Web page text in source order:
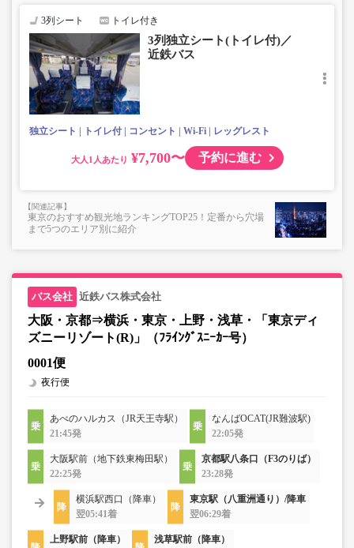
3列シート トイレ付き
3列独立シート(トイレ付)／
近鉄バス
独立シート トイレ付 コンセント Wi-Fi レッグレスト
大人 ¥7,700〜 予約に進む
東京のおすすめ観光地ランキングTOP25！定番から穴場
まで5つのエリア別に紹介
近鉄バス株式会社
大阪・京都⇒横浜・東京・上野・浅草・「東京ディ
ズニーリゾート(R)」（ﾌﾗｲﾝｸﾞｽﾆｰｶｰ号）
0001便
夜行便
あべのハルカス（JR天王寺駅）
21:45発
なんばOCAT(JR難波駅)
22:05発
大阪駅前（地下鉄東梅田駅）
22:25発
京都駅八条口（F3のりば）
23:28発
横浜駅西口（降車）
翌05:41着
東京駅（八重洲通り）/降車
翌06:29着
上野駅前（降車）
浅草駅前（降車）